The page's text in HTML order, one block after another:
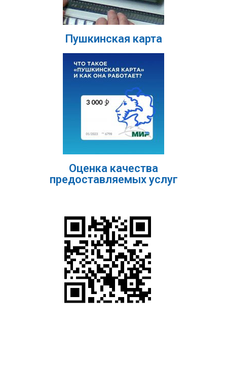
Пушкинская карта
Оценка качества
предоставляемых услуг